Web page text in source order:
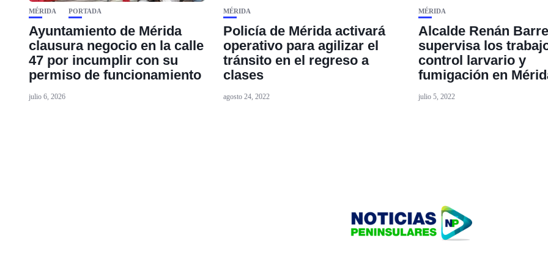
MÉRIDA PORTADA
Ayuntamiento de Mérida
clausura negocio en la calle
47 por incumplir con su
permiso de funcionamiento
julio 6, 2026
MÉRIDA
Policía de Mérida activará
operativo para agilizar el
tránsito en el regreso a
clases
agosto 24, 2022
MÉRIDA
Alcalde Renán
supervisa los
control larvario y
fumigación en
julio 5, 2022